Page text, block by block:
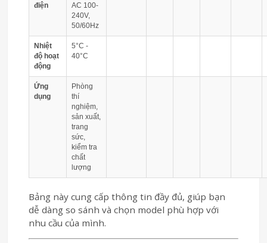
điện
AC 100-
240V,
50/60Hz
Nhiệt
độ hoạt
động
5°C -
40°C
Ứng
dụng
Phòng
thí
nghiệm,
sản xuất,
trang
sức,
kiểm tra
chất
lượng
Bảng này cung cấp thông tin đầy đủ, giúp bạn
dễ dàng so sánh và chọn model phù hợp với
nhu cầu của mình.